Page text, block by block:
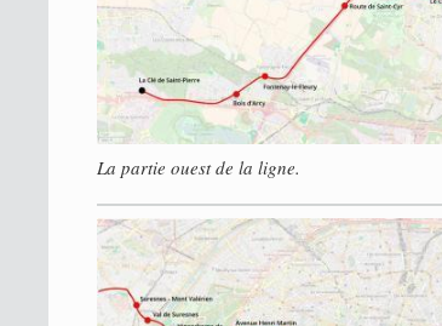
La partie ouest de la ligne.